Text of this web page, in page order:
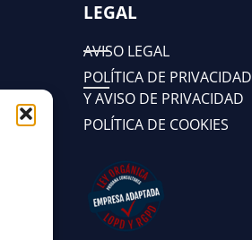
LEGAL
AVISO LEGAL
POLÍTICA DE PRIVACIDAD
Y AVISO DE PRIVACIDAD
POLÍTICA DE COOKIES